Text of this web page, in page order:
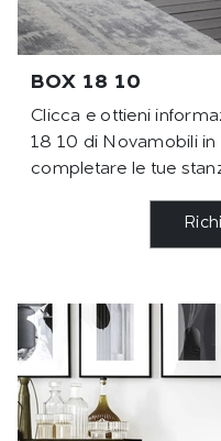
BOX 18 10
Clicca e ottieni
18 10 di Novamobili
completare le tue